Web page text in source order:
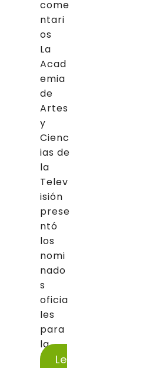
come
ntari
os
La
Acad
emia
de
Artes
y
Cienc
ias de
la
Telev
isión
prese
ntó
los
nomi
nado
s
oficia
les
para
la...
Le